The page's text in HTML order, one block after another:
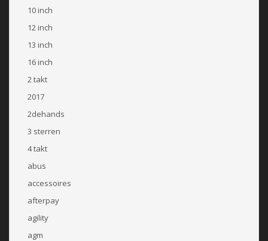
10 inch
12 inch
13 inch
16 inch
2 takt
2017
2dehands
3 sterren
4 takt
abus
accessoires
afterpay
agility
agm